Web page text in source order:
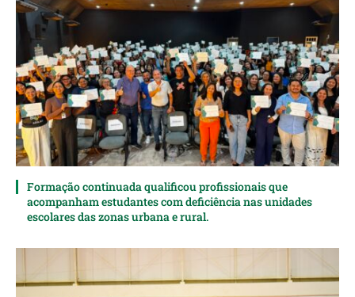
Formação continuada qualificou profissionais que
acompanham estudantes com deficiência nas unidades
escolares das zonas urbana e rural.